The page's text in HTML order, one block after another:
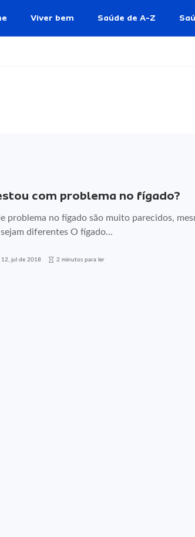
Viver bem Saúde de A-Z
com problema no fígado?
problema no fígado são muito parecidos,
diferentes O fígado...
12, jul de 2018 2 minutos para ler